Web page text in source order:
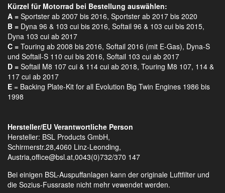
Kürzel für Motorrad bei Bestellung auswählen:
A = Sportster ab 2007 bis 2016, Sportster ab 2017 bis 2020
B = Dyna 96 & 103 cui bis 2016, Softail 96 & 103 cui bis 2015,
Dyna 103 cui ab 2017
C = Touring ab 2008 bis 2016, Softail 2016 (mit E-Gas), Dyna-S
und Softail-S 110 cui bis 2016, Softail 103 cui ab 2017
D = Softail M8 107 cui & 114 cui ab 2018, Touring M8 107, 114 &
117 cui ab 2017
E = Backing Plate-Kit for all Evolution Big Twin Engines 1986 bis
1998
Hersteller/EU Verantwortliche Person
Hersteller: BSL Products GmbH,
Schirmerstr.28,4060 Linz-Leonding,
Austria,office@bsl.at,0043(0)732/370 147
Bei einigen BSL-Auspuffanlagen kann der originale Luftfilter und
die Sozius-Fussraste nicht mehr vewendet werden.